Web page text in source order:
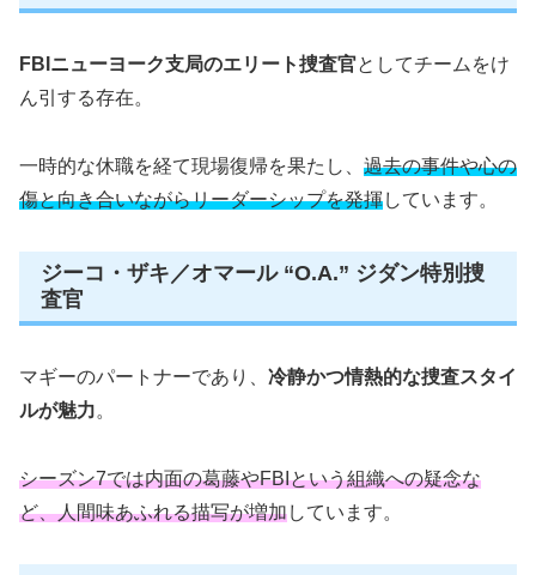
FBIニューヨーク支局のエリート捜査官としてチームをけ
ん引する存在。
一時的な休職を経て現場復帰を果たし、 過去の事件や心の
傷と向き合いながらリーダーシップを発揮しています。
ジーコ・ザキ／オマール “O.A.” ジダン特別捜
査官
マギーのパートナーであり、 冷静かつ情熱的な捜査スタイ
ルが魅力。
シーズン7では内面の葛藤やFBIという組織への疑念な
ど、人間味あふれる描写が増加しています。